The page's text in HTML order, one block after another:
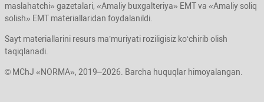
maslahatchi» gazetalari, «Amaliy buхgalteriya» EMT va «Amaliy soliq
solish» EMT materiallaridan foydalanildi.
Sayt materiallarini resurs ma’muriyati roziligisiz koʻchirib olish
taqiqlanadi.
© MChJ «NORMA», 2019–2026. Barcha huquqlar himoyalangan.